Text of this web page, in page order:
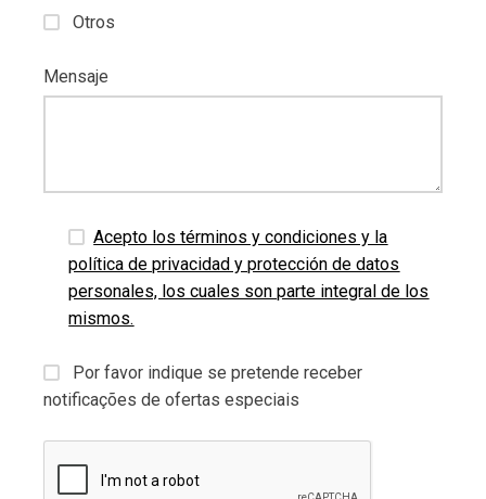
Otros
Mensaje
Acepto los términos y condiciones y la
política de privacidad y protección de datos
personales, los cuales son parte integral de los
mismos.
Por favor indique se pretende receber
notificações de ofertas especiais